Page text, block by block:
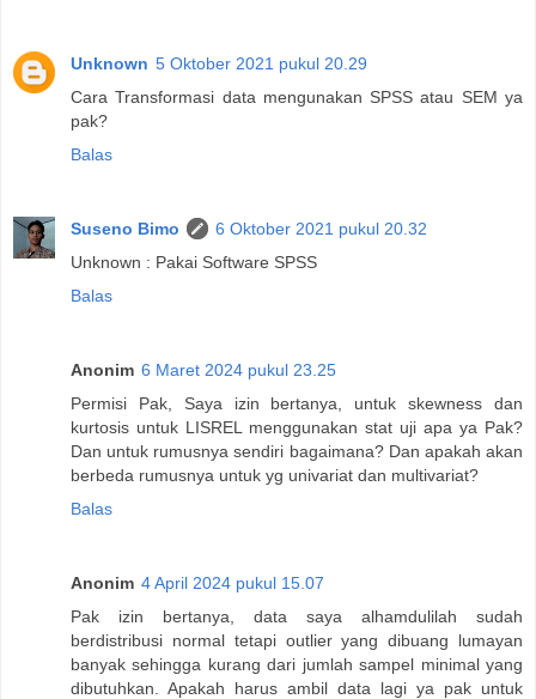
Unknown 5 Oktober 2021 pukul 20.29
Cara Transformasi data mengunakan SPSS atau SEM ya
pak?
Balas
Suseno Bimo
6 Oktober 2021 pukul 20.32
Unknown : Pakai Software SPSS
Balas
Anonim 6 Maret 2024 pukul 23.25
Permisi Pak, Saya izin bertanya, untuk skewness dan
kurtosis untuk LISREL menggunakan stat uji apa ya Pak?
Dan untuk rumusnya sendiri bagaimana? Dan apakah akan
berbeda rumusnya untuk yg univariat dan multivariat?
Balas
Anonim 4 April 2024 pukul 15.07
Pak izin bertanya, data saya alhamdulilah sudah
berdistribusi normal tetapi outlier yang dibuang lumayan
banyak sehingga kurang dari jumlah sampel minimal yang
dibutuhkan. Apakah harus ambil data lagi ya pak untuk